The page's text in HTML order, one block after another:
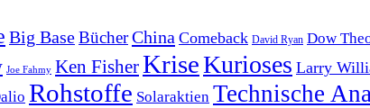
Big BaseBücherChina Comeback David Ryan Dow
Joe Fahmy Ken FisherKriseKurioses Larry
Rohstoffe Solaraktien Technische